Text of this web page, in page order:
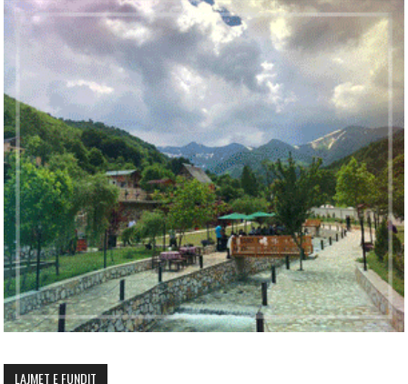
LAJMET E FUNDIT